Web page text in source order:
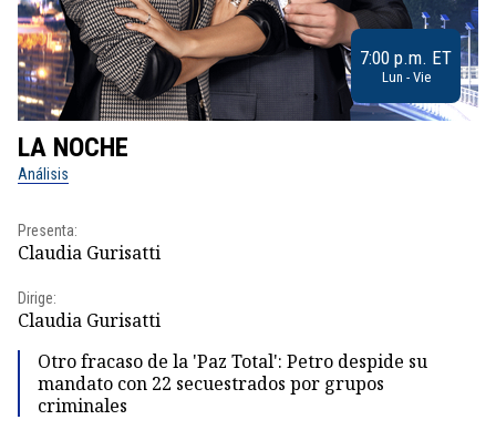
7:00 p.m. ET
Lun - Vie
LA NOCHE
Análisis
Presenta:
Claudia Gurisatti
Dirige:
Claudia Gurisatti
Otro fracaso de la 'Paz Total': Petro despide su
mandato con 22 secuestrados por grupos
criminales